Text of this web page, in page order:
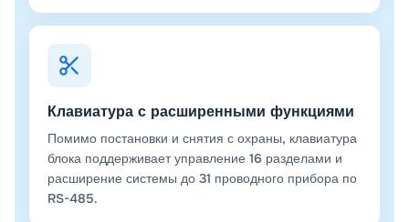
Клавиатура с расширенными функциями
Помимо постановки и снятия с охраны, клавиатура
блока поддерживает управление 16 разделами и
расширение системы до 31 проводного прибора по
RS-485.